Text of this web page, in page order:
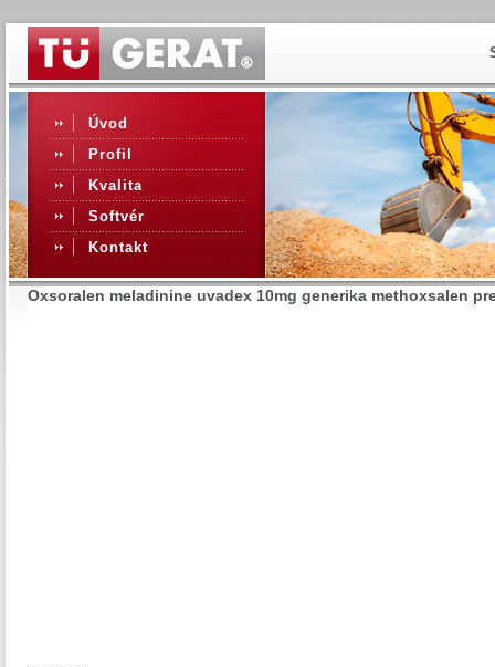
Úvod
Profil
Kvalita
Softvér
Kontakt
Oxsoralen meladinine uvadex 10mg generika methoxsalen